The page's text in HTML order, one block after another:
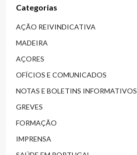
Categorias
AÇÃO REIVINDICATIVA
MADEIRA
AÇORES
OFÍCIOS E COMUNICADOS
NOTAS E BOLETINS INFORMATIVOS
GREVES
FORMAÇÃO
IMPRENSA